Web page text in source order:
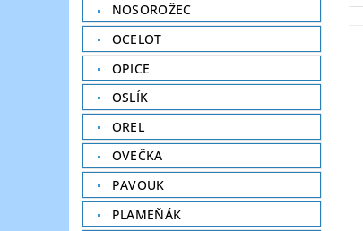
NOSOROŽEC
OCELOT
OPICE
OSLÍK
OREL
OVEČKA
PAVOUK
PLAMEŇÁK